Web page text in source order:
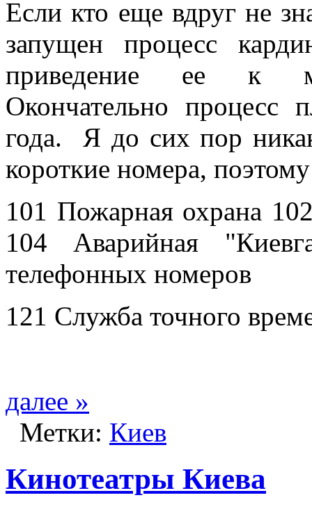
Если кто еще вдруг не
запущен процесс
приведение ее к
Окончательно процесс
года. Я до сих пор
короткие номера,
101 Пожарная охрана
104 Аварийная
телефонных номеров
121 Служба точного
далее »
Метки: Киев
Кинотеатры Киева